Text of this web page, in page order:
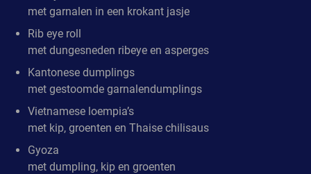
met garnalen in een krokant jasje
Rib eye roll
met dungesneden ribeye en asperges
Kantonese dumplings
met gestoomde garnalendumplings
Vietnamese loempia’s
met kip, groenten en Thaise chilisaus
Gyoza
met dumpling, kip en groenten